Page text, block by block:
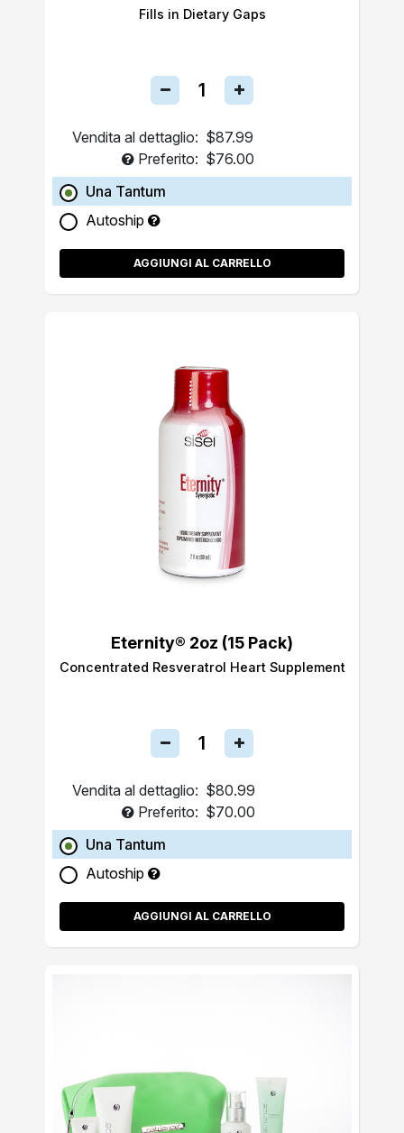
Fills in Dietary Gaps
Vendita al dettaglio: $87.99
Preferito: $76.00
Una Tantum
Autoship
AGGIUNGI AL CARRELLO
Eternity® 2oz (15 Pack)
Concentrated Resveratrol Heart Supplement
Vendita al dettaglio: $80.99
Preferito: $70.00
Una Tantum
Autoship
AGGIUNGI AL CARRELLO